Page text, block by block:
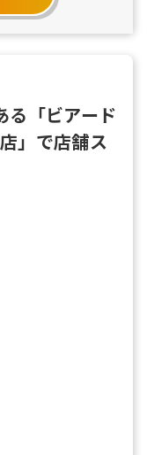
る「ビアード
」で店舗ス